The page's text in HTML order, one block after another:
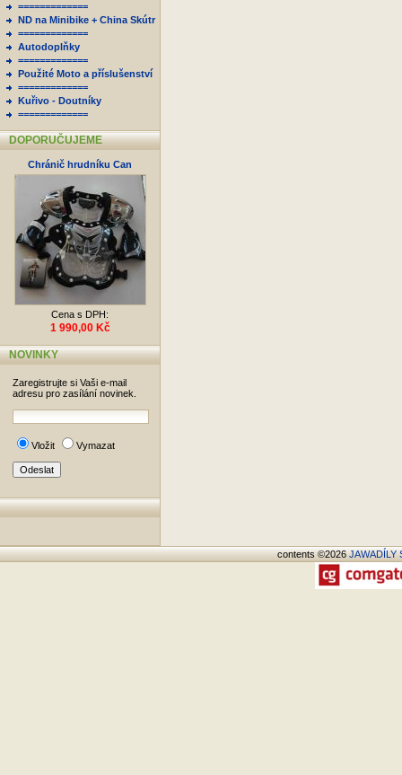
=============
ND na Minibike + China Skútr
=============
Autodoplňky
=============
Použité Moto a příslušenství
=============
Kuřivo - Doutníky
=============
DOPORUČUJEME
Chránič hrudníku Can
Cena s DPH:
1 990,00 Kč
NOVINKY
Zaregistrujte si Vaši e-mail
adresu pro zasílání novinek.
Vložit Vymazat
contents ©2026JAWADÍLY